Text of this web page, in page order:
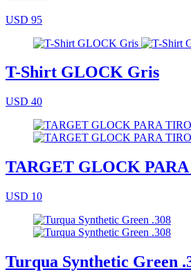
USD 95
T-Shirt GLOCK Gris
USD 40
TARGET GLOCK
USD 10
Turqua Synthetic Green